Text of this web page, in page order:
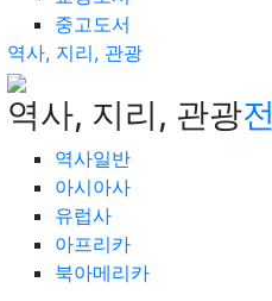
중고도서
역사, 지리, 관광
역사, 지리, 관광
역사일반
아시아사
유럽사
아프리카
북아메리카